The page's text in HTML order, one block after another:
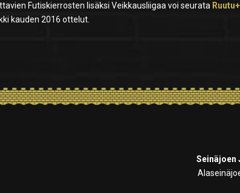
Futiskierrosten lisäksi Veikkausliigaa voi seurata Ruutu+
kauden 2016 ottelut.
Seinäjoen